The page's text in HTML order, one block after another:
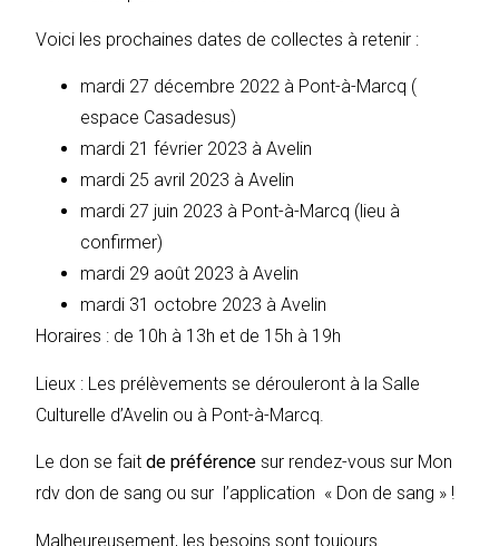
Voici les prochaines dates de collectes à retenir :
mardi 27 décembre 2022 à Pont-à-Marcq (
espace Casadesus)
mardi 21 février 2023 à Avelin
mardi 25 avril 2023 à Avelin
mardi 27 juin 2023 à Pont-à-Marcq (lieu à
confirmer)
mardi 29 août 2023 à Avelin
mardi 31 octobre 2023 à Avelin
Horaires : de 10h à 13h et de 15h à 19h
Lieux : Les prélèvements se dérouleront à la Salle
Culturelle d’Avelin ou à Pont-à-Marcq.
Le don se faitde préférence sur rendez-vous sur Mon
rdv don de sang ou sur l’application « Don de sang » !
Malheureusement, les besoins sont toujours